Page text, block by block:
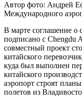
Автор фото: Андрей
Международного
В марте соглашение о
подписано с Chengdu
совместный проект
китайского
куда был выполнен
китайского
аэропорт строят
полетов из